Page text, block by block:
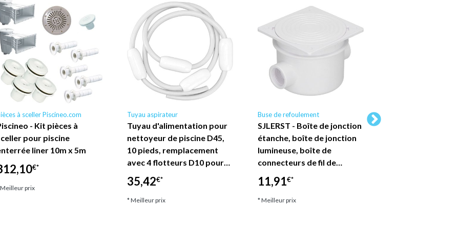
à sceller Piscineo.com
- Kit pièces à
pour piscine
liner 10m x 5m
€*
prix
Tuyau aspirateur
Tuyau d'alimentation pour
nettoyeur de piscine D45,
10 pieds, remplacement
avec 4 flotteurs D10 pour…
35,42€*
* Meilleur prix
Buse de refoulement
SJLERST - Boîte de jonction
étanche, boîte de jonction
lumineuse, boîte de
connecteurs de fil de…
11,91€*
* Meilleur prix